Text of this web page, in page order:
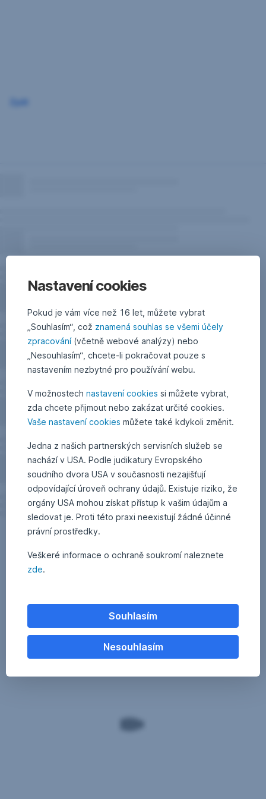
Nastavení cookies
Pokud je vám více než 16 let, můžete vybrat
„Souhlasím“, což znamená souhlas se všemi účely
zpracování(včetně webové analýzy) nebo
„Nesouhlasím“, chcete-li pokračovat pouze s
nastavením nezbytné pro používání webu.
V možnostech nastavení cookies si můžete vybrat,
zda chcete přijmout nebo zakázat určité cookies.
Vaše nastavení cookies můžete také kdykoli změnit.
Jedna z našich partnerských servisních služeb se
nachází v USA. Podle judikatury Evropského
soudního dvora USA v současnosti nezajišťují
odpovídající úroveň ochrany údajů. Existuje riziko, že
orgány USA mohou získat přístup k vašim údajům a
sledovat je. Proti této praxi neexistují žádné účinné
právní prostředky.
Veškeré informace o ochraně soukromí naleznete
zde.
Souhlasím
Nesouhlasím